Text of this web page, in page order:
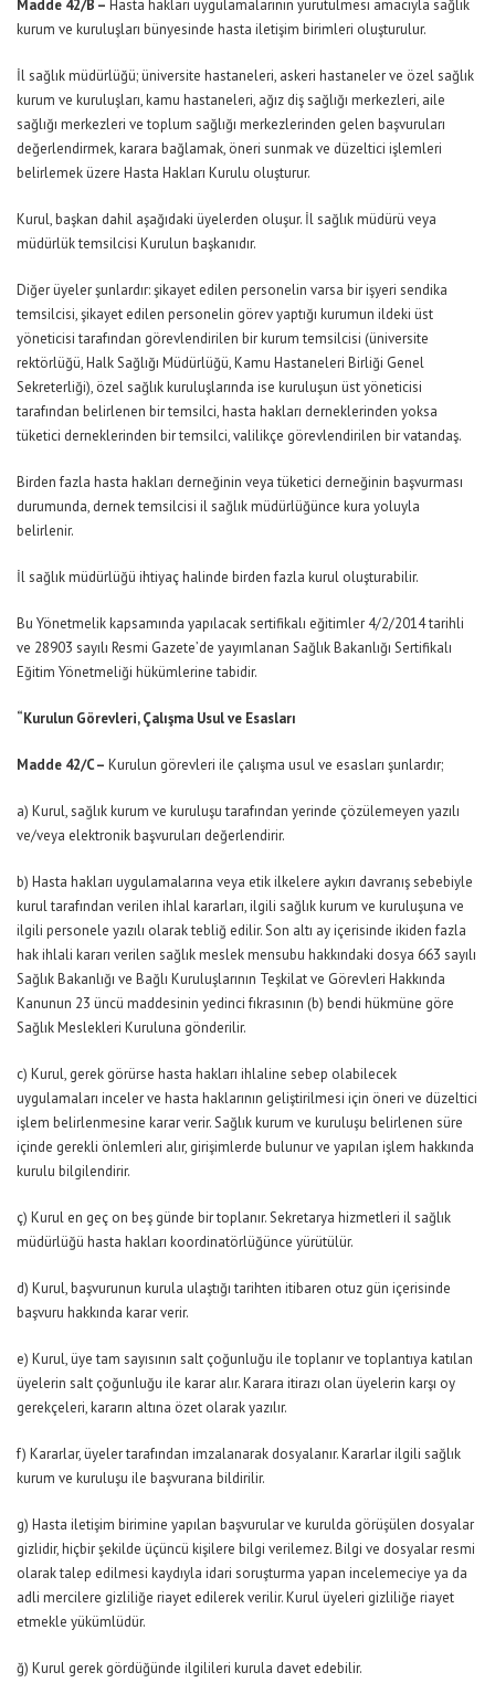
Madde 42/B – Hasta hakları uygulamalarının yürütülmesi amacıyla sağlık
kurum ve kuruluşları bünyesinde hasta iletişim birimleri oluşturulur.
İl sağlık müdürlüğü; üniversite hastaneleri, askeri hastaneler ve özel sağlık
kurum ve kuruluşları, kamu hastaneleri, ağız diş sağlığı merkezleri, aile
sağlığı merkezleri ve toplum sağlığı merkezlerinden gelen başvuruları
değerlendirmek, karara bağlamak, öneri sunmak ve düzeltici işlemleri
belirlemek üzere Hasta Hakları Kurulu oluşturur.
Kurul, başkan dahil aşağıdaki üyelerden oluşur. İl sağlık müdürü veya
müdürlük temsilcisi Kurulun başkanıdır.
Diğer üyeler şunlardır: şikayet edilen personelin varsa bir işyeri sendika
temsilcisi, şikayet edilen personelin görev yaptığı kurumun ildeki üst
yöneticisi tarafından görevlendirilen bir kurum temsilcisi (üniversite
rektörlüğü, Halk Sağlığı Müdürlüğü, Kamu Hastaneleri Birliği Genel
Sekreterliği), özel sağlık kuruluşlarında ise kuruluşun üst yöneticisi
tarafından belirlenen bir temsilci, hasta hakları derneklerinden yoksa
tüketici derneklerinden bir temsilci, valilikçe görevlendirilen bir vatandaş.
Birden fazla hasta hakları derneğinin veya tüketici derneğinin başvurması
durumunda, dernek temsilcisi il sağlık müdürlüğünce kura yoluyla
belirlenir.
İl sağlık müdürlüğü ihtiyaç halinde birden fazla kurul oluşturabilir.
Bu Yönetmelik kapsamında yapılacak sertifikalı eğitimler 4/2/2014 tarihli
ve 28903 sayılı Resmi Gazete’de yayımlanan Sağlık Bakanlığı Sertifikalı
Eğitim Yönetmeliği hükümlerine tabidir.
“Kurulun Görevleri, Çalışma Usul ve Esasları
Madde 42/C – Kurulun görevleri ile çalışma usul ve esasları şunlardır;
a) Kurul, sağlık kurum ve kuruluşu tarafından yerinde çözülemeyen yazılı
ve/veya elektronik başvuruları değerlendirir.
b) Hasta hakları uygulamalarına veya etik ilkelere aykırı davranış sebebiyle
kurul tarafından verilen ihlal kararları, ilgili sağlık kurum ve kuruluşuna ve
ilgili personele yazılı olarak tebliğ edilir. Son altı ay içerisinde ikiden fazla
hak ihlali kararı verilen sağlık meslek mensubu hakkındaki dosya 663 sayılı
Sağlık Bakanlığı ve Bağlı Kuruluşlarının Teşkilat ve Görevleri Hakkında
Kanunun 23 üncü maddesinin yedinci fıkrasının (b) bendi hükmüne göre
Sağlık Meslekleri Kuruluna gönderilir.
c) Kurul, gerek görürse hasta hakları ihlaline sebep olabilecek
uygulamaları inceler ve hasta haklarının geliştirilmesi için öneri ve düzeltici
işlem belirlenmesine karar verir. Sağlık kurum ve kuruluşu belirlenen süre
içinde gerekli önlemleri alır, girişimlerde bulunur ve yapılan işlem hakkında
kurulu bilgilendirir.
ç) Kurul en geç on beş günde bir toplanır. Sekretarya hizmetleri il sağlık
müdürlüğü hasta hakları koordinatörlüğünce yürütülür.
d) Kurul, başvurunun kurula ulaştığı tarihten itibaren otuz gün içerisinde
başvuru hakkında karar verir.
e) Kurul, üye tam sayısının salt çoğunluğu ile toplanır ve toplantıya katılan
üyelerin salt çoğunluğu ile karar alır. Karara itirazı olan üyelerin karşı oy
gerekçeleri, kararın altına özet olarak yazılır.
f) Kararlar, üyeler tarafından imzalanarak dosyalanır. Kararlar ilgili sağlık
kurum ve kuruluşu ile başvurana bildirilir.
g) Hasta iletişim birimine yapılan başvurular ve kurulda görüşülen dosyalar
gizlidir, hiçbir şekilde üçüncü kişilere bilgi verilemez. Bilgi ve dosyalar resmi
olarak talep edilmesi kaydıyla idari soruşturma yapan incelemeciye ya da
adli mercilere gizliliğe riayet edilerek verilir. Kurul üyeleri gizliliğe riayet
etmekle yükümlüdür.
ğ) Kurul gerek gördüğünde ilgilileri kurula davet edebilir.